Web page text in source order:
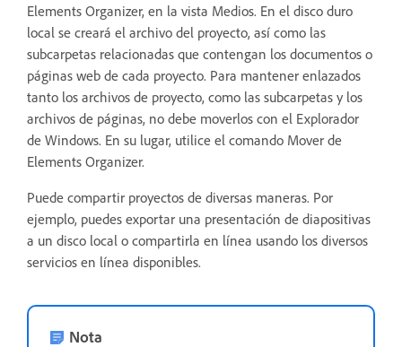
Elements Organizer, en la vista Medios. En el disco duro
local se creará el archivo del proyecto, así como las
subcarpetas relacionadas que contengan los documentos o
páginas web de cada proyecto. Para mantener enlazados
tanto los archivos de proyecto, como las subcarpetas y los
archivos de páginas, no debe moverlos con el Explorador
de Windows. En su lugar, utilice el comando Mover de
Elements Organizer.
Puede compartir proyectos de diversas maneras. Por
ejemplo, puedes exportar una presentación de diapositivas
a un disco local o compartirla en línea usando los diversos
servicios en línea disponibles.
Nota